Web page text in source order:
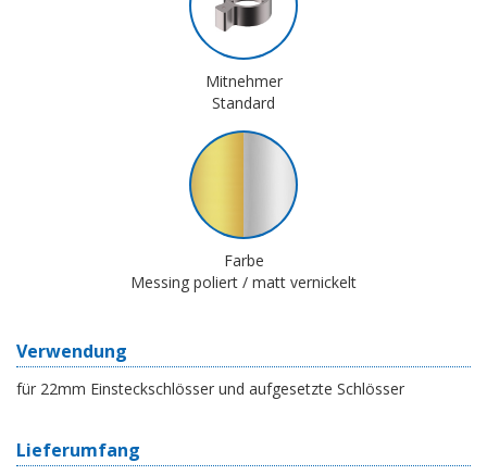
Mitnehmer
Standard
Farbe
Messing poliert / matt vernickelt
Verwendung
für 22mm Einsteckschlösser und aufgesetzte Schlösser
Lieferumfang